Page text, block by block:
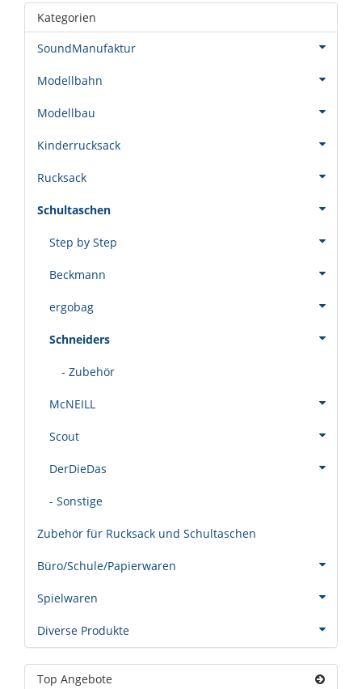
Kategorien
SoundManufaktur
Modellbahn
Modellbau
Kinderrucksack
Rucksack
Schultaschen
Step by Step
Beckmann
ergobag
Schneiders
- Zubehör
McNEILL
Scout
DerDieDas
- Sonstige
Zubehör für Rucksack und Schultaschen
Büro/Schule/Papierwaren
Spielwaren
Diverse Produkte
Top Angebote